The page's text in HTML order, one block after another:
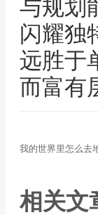
与规划
闪耀独
远胜于
而富有
我的世界里怎么去
相关文